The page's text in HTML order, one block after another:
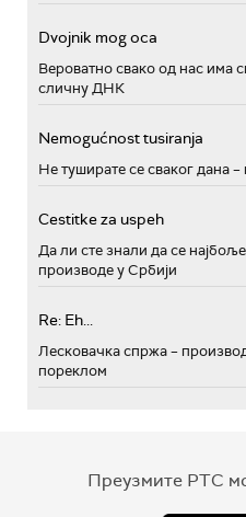
Dvojnik mog oca
Вероватно свако од нас има
сличну ДНК
Nemogućnost tusiranja
Не туширате се сваког дана –
Cestitke za uspeh
Да ли сте знали да се
производе у Србији
Re: Eh...
Лесковачка спржа –
пореклом
Преузмите РТС